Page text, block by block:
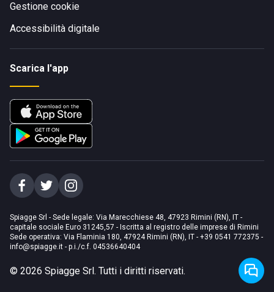
Gestione cookie
Accessibilità digitale
Scarica l'app
Spiagge Srl - Sede legale: Via Marecchiese 48, 47923 Rimini (RN), IT -
capitale sociale Euro 31245,57 - Iscritta al registro delle imprese di Rimini
Sede operativa: Via Flaminia 180, 47924 Rimini (RN), IT - +39 0541 772375 -
info@spiagge.it - p.i./c.f. 04536640404
© 2026 Spiagge Srl. Tutti i diritti riservati.